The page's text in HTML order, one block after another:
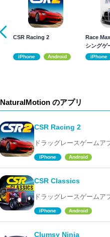
CSR Racing 2
iPhone Android
Race
シングゲ
iPhone
NaturalMotion のアプリ
CSR Racing 2
ドラッグレースゲームア
iPhone Android
CSR Classics
ドラッグレースゲームア
iPhone Android
Clumsy Ninja